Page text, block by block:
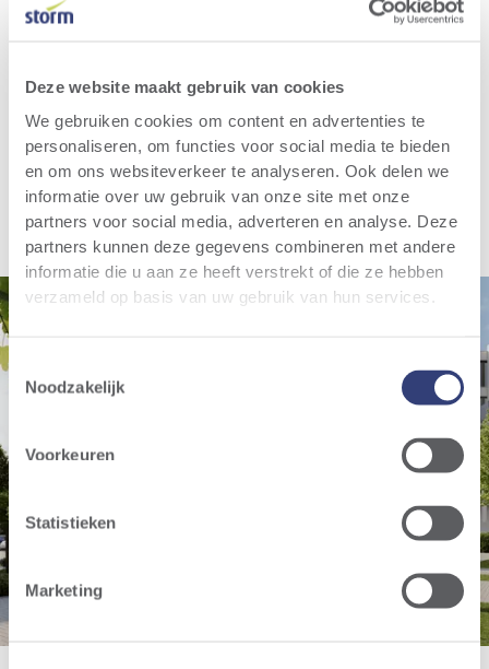
Deze website maakt gebruik van cookies
We gebruiken cookies om content en advertenties te
personaliseren, om functies voor social media te bieden
en om ons websiteverkeer te analyseren. Ook delen we
informatie over uw gebruik van onze site met onze
partners voor social media, adverteren en analyse. Deze
partners kunnen deze gegevens combineren met andere
informatie die u aan ze heeft verstrekt of die ze hebben
verzameld op basis van uw gebruik van hun services.
Toestemmingsselectie
Noodzakelijk
Voorkeuren
Statistieken
Marketing
Fast-charging station